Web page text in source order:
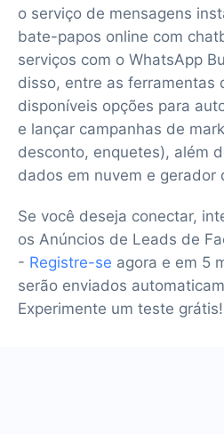
o serviço de mensagens
bate-papos online com
serviços com o WhatsApp
disso, entre as ferramentas
disponíveis opções para
e lançar campanhas de
desconto, enquetes), além
dados em nuvem e gerador
Se você deseja conectar,
os Anúncios de Leads de
- Registre-se agora e em 5
serão enviados
Experimente um teste grátis!